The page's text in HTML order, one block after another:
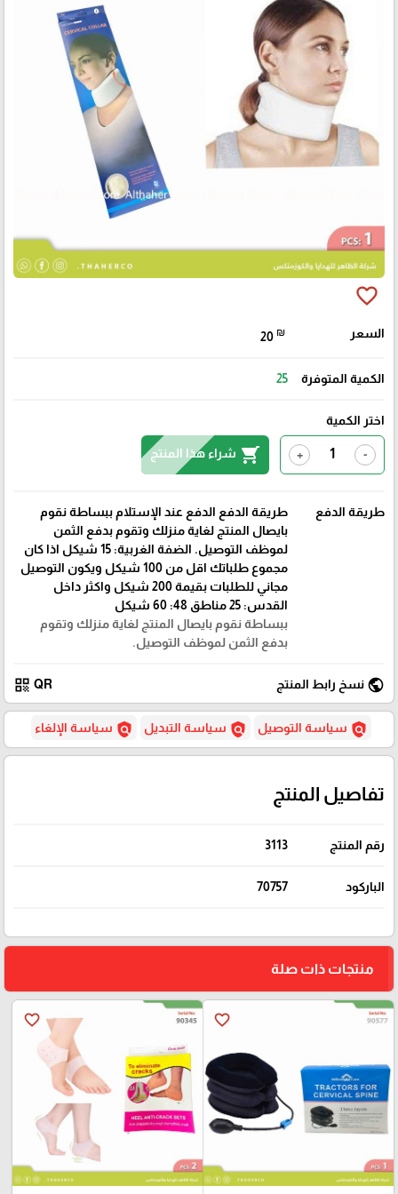
favorite_border
السعر 20 ₪
الكمية المتوفرة 25
اختر الكمية
-
+
shopping_cart شراء هذا المنتج
طريقة الدفع
طريقة الدفع الدفع عند الإستلام ببساطة نقوم
بايصال المنتج لغاية منزلك وتقوم بدفع الثمن
لموظف التوصيل. الضفة الغربية: 15 شيكل اذا كان
مجموع طلباتك اقل من 100 شيكل ويكون التوصيل
مجاني للطلبات بقيمة 200 شيكل واكثر داخل
القدس: 25 مناطق 48: 60 شيكل
ببساطة نقوم بايصال المنتج لغاية منزلك وتقوم
بدفع الثمن لموظف التوصيل.
public نسخ رابط المنتج QR
qr_code
policy سياسة التوصيل policy سياسة التبديل policy سياسة الإلغاء
تفاصيل المنتج
رقم المنتج 3113
الباركود 70757
منتجات ذات صلة
favorite_border
favorite_border